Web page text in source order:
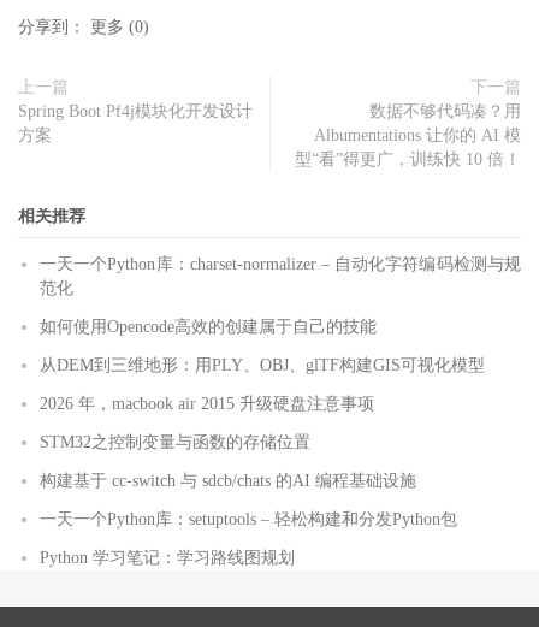
分享到： 更多 (0)
上一篇
Spring Boot Pf4j模块化开发设计
方案
下一篇
数据不够代码凑？用
Albumentations 让你的 AI 模
型“看”得更广，训练快 10 倍！
相关推荐
一天一个Python库：charset-normalizer – 自动化字符编码检测与规
范化
如何使用Opencode高效的创建属于自己的技能
从DEM到三维地形：用PLY、OBJ、glTF构建GIS可视化模型
2026 年，macbook air 2015 升级硬盘注意事项
STM32之控制变量与函数的存储位置
构建基于 cc-switch 与 sdcb/chats 的AI 编程基础设施
一天一个Python库：setuptools – 轻松构建和分发Python包
Python 学习笔记：学习路线图规划